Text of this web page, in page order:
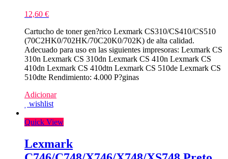
12,60 €
Cartucho de toner gen?rico Lexmark CS310/CS410/CS510
(70C2HK0/702HK/70C20K0/702K) de alta calidad.
Adecuado para uso en las siguientes impresoras: Lexmark CS
310n Lexmark CS 310dn Lexmark CS 410n Lexmark CS
410dn Lexmark CS 410dtn Lexmark CS 510de Lexmark CS
510dte Rendimiento: 4.000 P?ginas
Adicionar
wishlist
Quick View
Lexmark